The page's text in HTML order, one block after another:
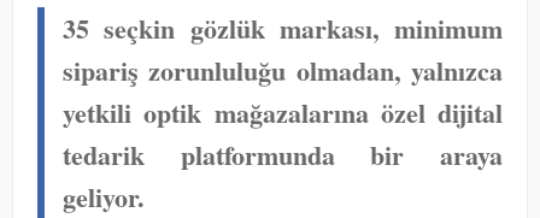
35 seçkin gözlük markası, minimum
sipariş zorunluluğu olmadan, yalnızca
yetkili optik mağazalarına özel dijital
tedarik platformunda bir araya
geliyor.